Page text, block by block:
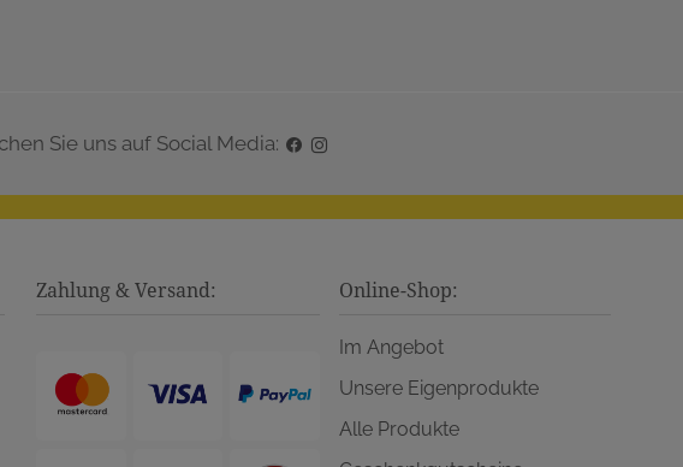
Sie uns auf Social Media:
Zahlung & Versand: Online-Shop:
Im Angebot
Unsere Eigenprodukte
Alle Produkte